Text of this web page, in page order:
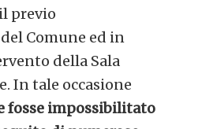
previo
Comune ed in
della Sala
In tale occasione
fosse impossibilitato